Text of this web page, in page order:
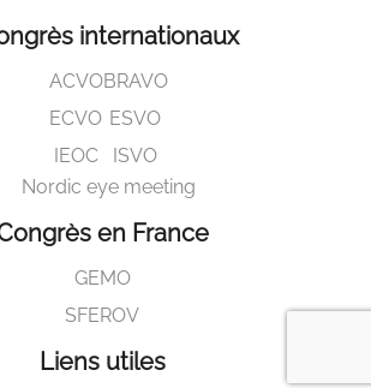
internationaux
ACVO
ECVO
IEOC
BRAVO
ESVO
ISVO
Nordic eye meeting
en France
GEMO
SFEROV
Liens utiles